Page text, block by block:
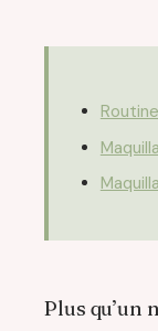
Plus qu’un